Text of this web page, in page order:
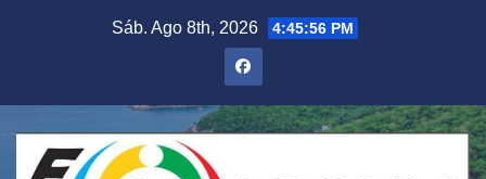
Sáb. Ago 8th, 2026 4:45:57 PM